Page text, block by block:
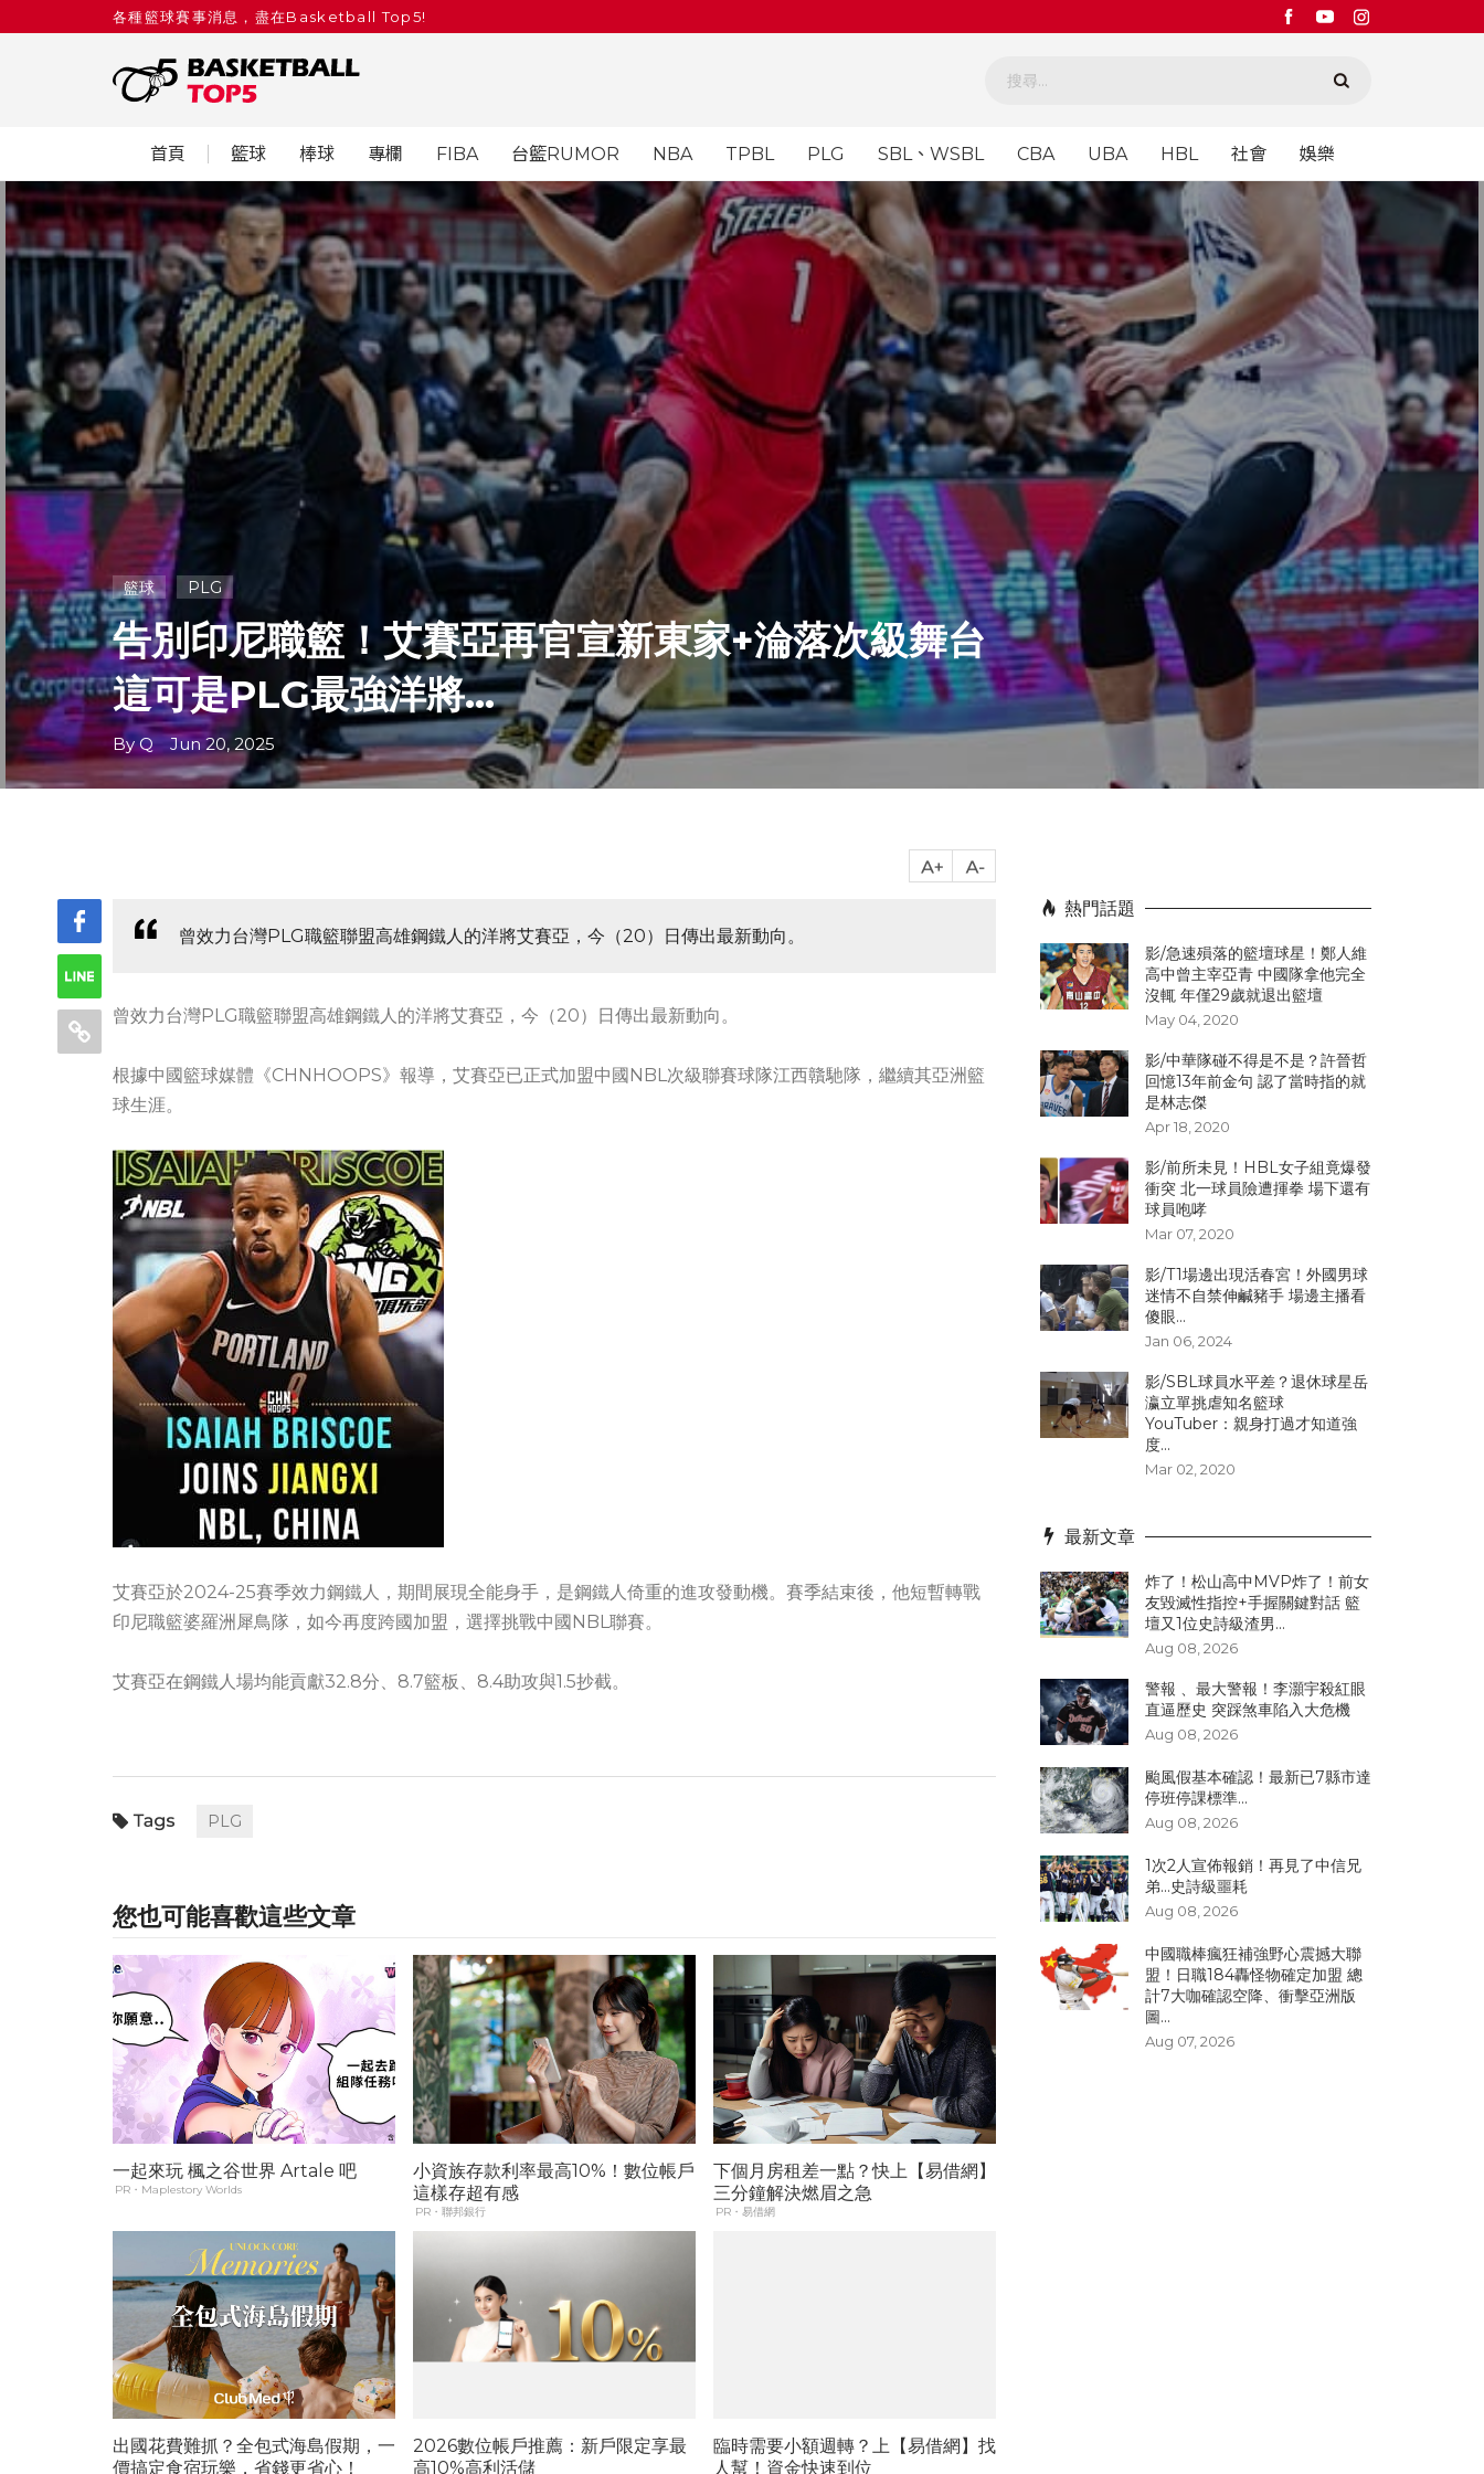
各種籃球賽事消息，盡在Basketball Top5!
首頁 籃球 棒球 專欄 FIBA 台籃RUMOR NBA TPBL PLG SBL、WSBL CBA UBA HBL 社會 娛樂
籃球 PLG
告別印尼職籃！艾賽亞再官宣新東家+淪落次級舞台
這可是PLG最強洋將...
By Q Jun 20, 2025
曾效力台灣PLG職籃聯盟高雄鋼鐵人的洋將艾賽亞，今（20）日傳出最新動向。
曾效力台灣PLG職籃聯盟高雄鋼鐵人的洋將艾賽亞，今（20）日傳出最新動向。
根據中國籃球媒體《CHNHOOPS》報導，艾賽亞已正式加盟中國NBL次級聯賽球隊江西贛馳隊，繼續其亞洲籃
球生涯。
艾賽亞於2024-25賽季效力鋼鐵人，期間展現全能身手，是鋼鐵人倚重的進攻發動機。賽季結束後，他短暫轉戰
印尼職籃婆羅洲犀鳥隊，如今再度跨國加盟，選擇挑戰中國NBL聯賽。
艾賽亞在鋼鐵人場均能貢獻32.8分、8.7籃板、8.4助攻與1.5抄截。
PLG
您也可能喜歡這些文章
一起來玩 楓之谷世界 Artale 吧
PR・Maplestory Worlds
小資族存款利率最高10%！數位帳戶
這樣存超有感
PR・聯邦銀行
下個月房租差一點？快上【易借網】
三分鐘解決燃眉之急
PR・易借網
出國花費難抓？全包式海島假期，一
價搞定食宿玩樂，省錢更省心！
2026數位帳戶推薦：新戶限定享最
高10%高利活儲
臨時需要小額週轉？上【易借網】找
人幫！資金快速到位
熱門話題
影/急速殞落的籃壇球星！鄭人維
高中曾主宰亞青 中國隊拿他完全
沒輒 年僅29歲就退出籃壇
May 04, 2020
影/中華隊碰不得是不是？許晉哲
回憶13年前金句 認了當時指的就
是林志傑
Apr 18, 2020
影/前所未見！HBL女子組竟爆發
衝突 北一球員險遭揮拳 場下還有
球員咆哮
Mar 07, 2020
影/T1場邊出現活春宮！外國男球
迷情不自禁伸鹹豬手 場邊主播看
傻眼...
Jan 06, 2024
影/SBL球員水平差？退休球星岳
瀛立單挑虐知名籃球
YouTuber：親身打過才知道強
度...
Mar 02, 2020
最新文章
炸了！松山高中MVP炸了！前女
友毀滅性指控+手握關鍵對話 籃
壇又1位史詩級渣男...
Aug 08, 2026
警報 、最大警報！李灝宇殺紅眼
直逼歷史 突踩煞車陷入大危機
Aug 08, 2026
颱風假基本確認！最新已7縣市達
停班停課標準...
Aug 08, 2026
1次2人宣佈報銷！再見了中信兄
弟...史詩級噩耗
Aug 08, 2026
中國職棒瘋狂補強野心震撼大聯
盟！日職184轟怪物確定加盟 總
計7大咖確認空降、衝擊亞洲版
圖...
Aug 07, 2026